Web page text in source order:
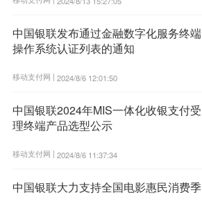
中国银联发布通过金融数字化服务终端
操作系统认证列表的通知
移动支付网 | 2024/8/6 12:01:50
中国银联2024年MIS一体化收银支付受
理终端产品选型公示
移动支付网 | 2024/8/6 11:37:34
中国银联大力支持全国电影惠民消费季